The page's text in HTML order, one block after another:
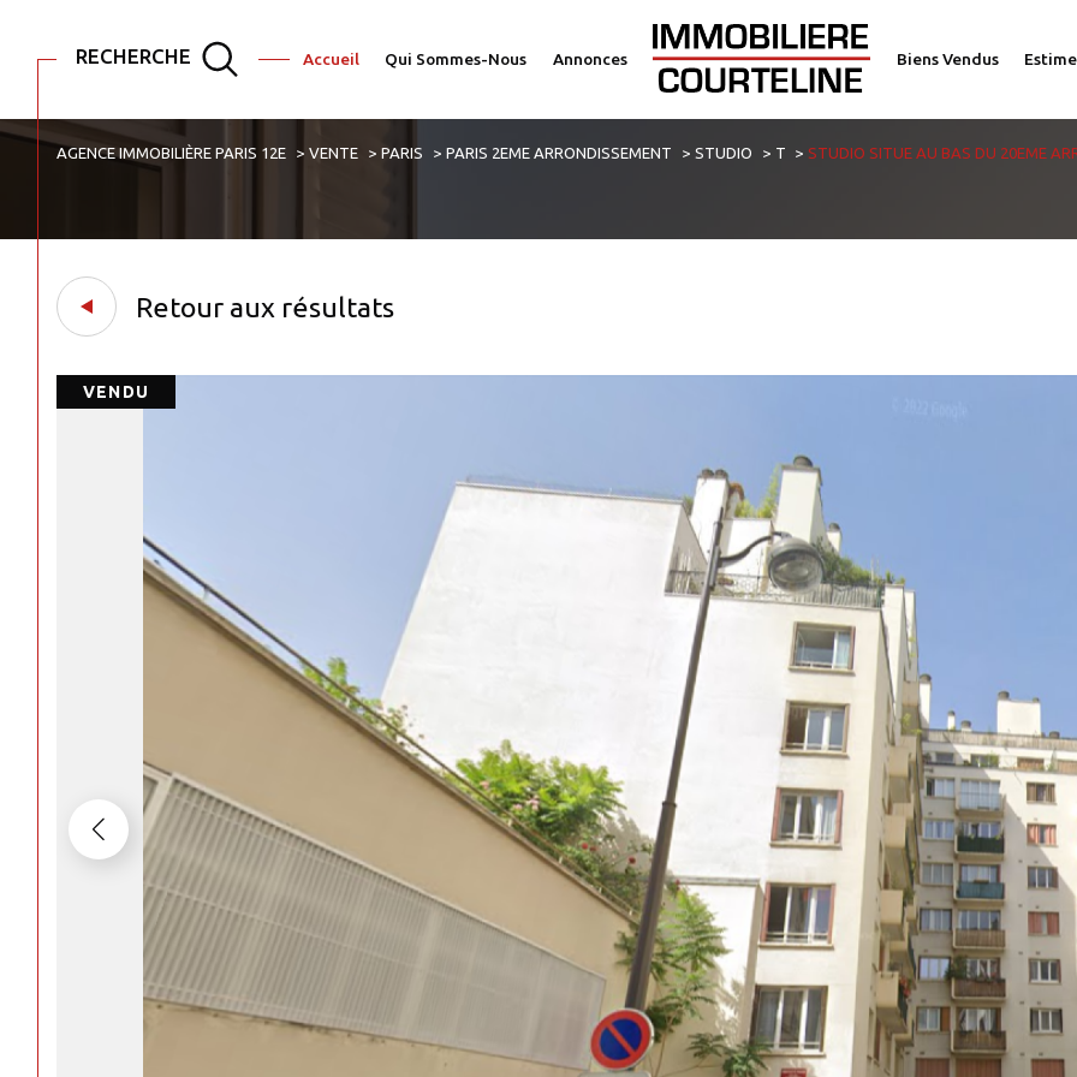
Accueil Qui Sommes-Nous Annonces Biens Vendus
RECHERCHE
de l'immo pro
TYPE DE BIEN 1
LOCALISATION BUDGET
voir les0annonces
75001 - Paris
AGENCE IMMOBILIÈRE PARIS 12E VENTE PARIS PARIS 2EME ARRONDISSEMENT STUDIO T STUDIO SITUE AU BAS DU 20EME
Retour aux résultats
VENDU